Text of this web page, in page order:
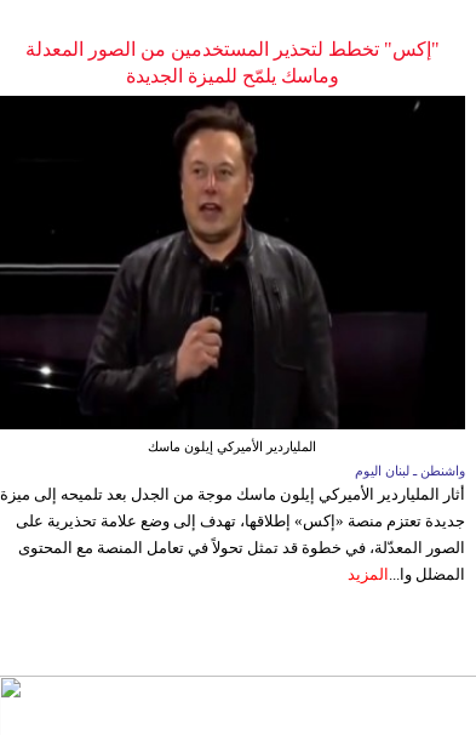
"إكس" تخطط لتحذير المستخدمين من الصور المعدلة
وماسك يلمّح للميزة الجديدة
الملياردير الأميركي إيلون ماسك
واشنطن ـ لبنان اليوم
أثار الملياردير الأميركي إيلون ماسك موجة من الجدل بعد تلميحه إلى ميزة
جديدة تعتزم منصة «إكس» إطلاقها، تهدف إلى وضع علامة تحذيرية على
الصور المعدّلة، في خطوة قد تمثل تحولاً في تعامل المنصة مع المحتوى
المضلل وا... المزيد